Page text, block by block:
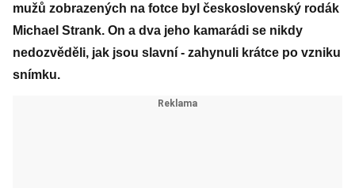
mužů zobrazených na fotce byl československý rodák
Michael Strank. On a dva jeho kamarádi se nikdy
nedozvěděli, jak jsou slavní - zahynuli krátce po vzniku
snímku.